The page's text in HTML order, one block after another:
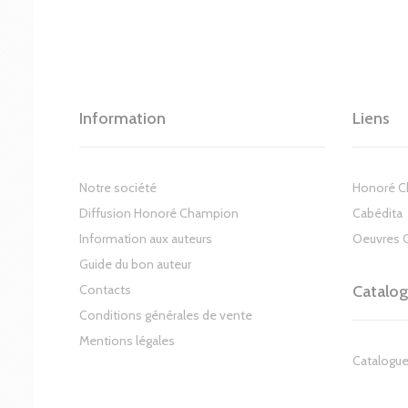
Information
Notre société
Diffusion Honoré Champion
Information aux auteurs
Guide du bon auteur
Contacts
Conditions générales de vente
Mentions légales
Liens
Honoré
Cabédita
Oeuvres